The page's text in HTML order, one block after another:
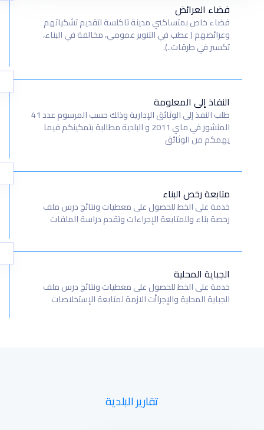
فضاء العرائض
فضاء خاص بمتساكني مدينة تاكلسة لتقديم تشكياتهم
وعرائضهم ( عطب في التنوير عمومي، مخالفة في البناء،
تكسير في طرقات..).
النفاذ إلى المعلومة
طلب النفذ إلى الوثائق الإدارية وذلك حسب المرسوم عدد 41
المنشور في ماي 2011 و البلدية مطالبة بتمكينكم فيما
يهمكم من الوثائق
متابعة رخص البناء
خدمة على الخط للحصول على معطيات ونتائج درس ملف
رخصة بناء وللمتابعة الإجراءات وتقدم دراسة الملفات
الجباية المحلية
خدمة على الخط للحصول على معطيات ونتائج درس ملف
الجباية المحلية والإجراأت الازمة لمتابعة الإستخلاصات
تقارير البلدية